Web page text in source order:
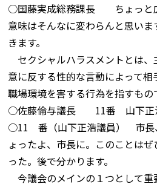
○国藤実成総務課長 ちょっと広
意味はそんなに変わらんと思い
きます。
セクシャルハラスメントとは
意に反する性的な言動によって相
職場環境を害する行為を指すもの
○佐藤倫与議長 11番 山下正
○11 番（山下正浩議員） 市長
ょったよ、市長に。このことは
った。後で分かります。
今議会のメインの１つとして